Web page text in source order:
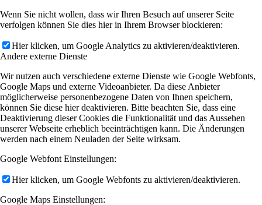
Wenn Sie nicht wollen, dass wir Ihren Besuch auf unserer Seite
verfolgen können Sie dies hier in Ihrem Browser blockieren:
Hier klicken, um Google Analytics zu aktivieren/deaktivieren.
Andere externe Dienste
Wir nutzen auch verschiedene externe Dienste wie Google Webfonts,
Google Maps und externe Videoanbieter. Da diese Anbieter
möglicherweise personenbezogene Daten von Ihnen speichern,
können Sie diese hier deaktivieren. Bitte beachten Sie, dass eine
Deaktivierung dieser Cookies die Funktionalität und das Aussehen
unserer Webseite erheblich beeinträchtigen kann. Die Änderungen
werden nach einem Neuladen der Seite wirksam.
Google Webfont Einstellungen:
Hier klicken, um Google Webfonts zu aktivieren/deaktivieren.
Google Maps Einstellungen: